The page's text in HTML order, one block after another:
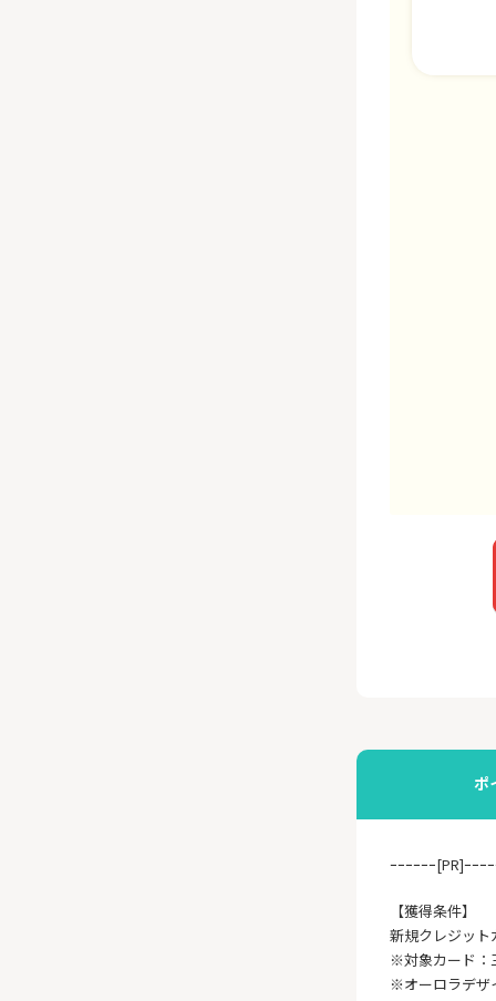
ポ
ｰｰｰｰｰｰ[PR]ｰｰｰ
【獲得条件】
新規クレジッ
※対象カード：
※オーロラデザ